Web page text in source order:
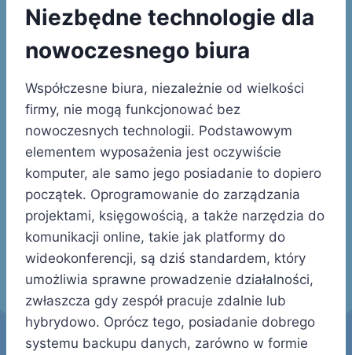
Niezbędne technologie dla
nowoczesnego biura
Współczesne biura, niezależnie od wielkości
firmy, nie mogą funkcjonować bez
nowoczesnych technologii. Podstawowym
elementem wyposażenia jest oczywiście
komputer, ale samo jego posiadanie to dopiero
początek. Oprogramowanie do zarządzania
projektami, księgowością, a także narzędzia do
komunikacji online, takie jak platformy do
wideokonferencji, są dziś standardem, który
umożliwia sprawne prowadzenie działalności,
zwłaszcza gdy zespół pracuje zdalnie lub
hybrydowo. Oprócz tego, posiadanie dobrego
systemu backupu danych, zarówno w formie